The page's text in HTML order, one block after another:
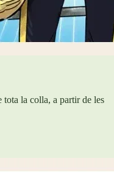
tota la colla, a partir de les